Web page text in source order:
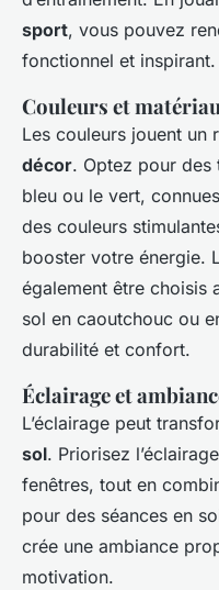
sport, vous pouvez
fonctionnel et inspirant.
Couleurs et
Les couleurs jouent un
décor. Optez pour des
bleu ou le vert,
des couleurs
booster votre énergie.
également être choisis
sol en caoutchouc ou
durabilité et confort.
Éclairage et
L’éclairage peut
sol. Priorisez
fenêtres, tout en
pour des séances en
crée une ambiance
motivation.